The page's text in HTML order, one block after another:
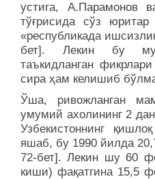
устига, А.Парамонов
тўғрисида сўз юритар
«республикада
бет]. Лекин бу
таъкидланган
сира ҳам келишиб
Ўша, ривожланган
умумий ахолининг 2
Узбекистоннинг
яшаб, бу 1990 йилда
72-бет]. Лекин шу 60
киши) фақатгина 15,5